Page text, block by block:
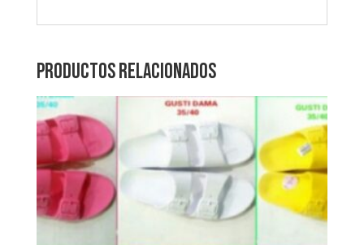
Productos relacionados